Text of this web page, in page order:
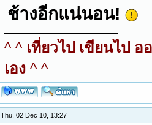
ช้างอีกแน่นอน!
^ ^ เที่ยวไป เขียนไป
เอง ^ ^
Thu, 02 Dec 10, 13:27